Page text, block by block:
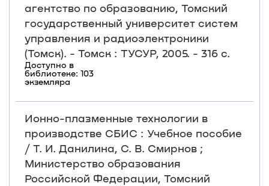
агентство по образованию, Томский
государственный университет систем
управления и радиоэлектроники
(Томск). - Томск : ТУСУР, 2005. - 316 с.
Доступно в
библиотеке: 103
экземляра
Ионно-плазменные технологии в
производстве СБИС : Учебное пособие
/ Т. И. Данилина, С. В. Смирнов ;
Министерство образования
Российской Федерации, Томский